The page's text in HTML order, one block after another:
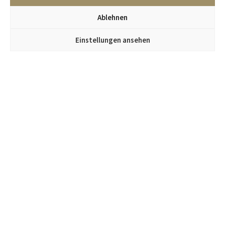
Ablehnen
Einstellungen ansehen